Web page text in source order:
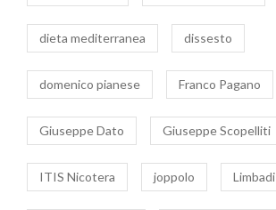
dieta mediterranea dissesto
domenico pianese Franco Pagano
Giuseppe Dato Giuseppe Scopelliti
ITIS Nicotera joppolo Limbadi